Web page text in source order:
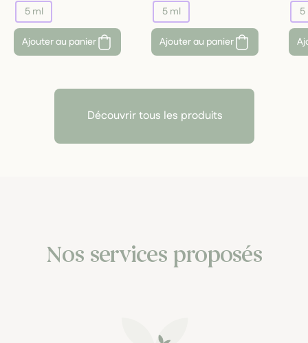
5 ml
Ajouter au panier
5 ml
Ajouter au panier
5
Découvrir tous les produits
Nos services proposés